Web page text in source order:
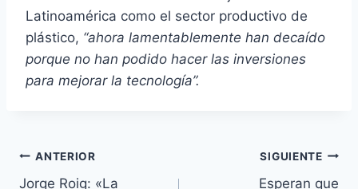
Latinoamérica como el sector productivo de
plástico, “ahora lamentablemente han decaído
porque no han podido hacer las inversiones
para mejorar la tecnología”.
Navegación
ANTERIOR
Jorge Roig: «La
SIGUIENTE
Esperan que